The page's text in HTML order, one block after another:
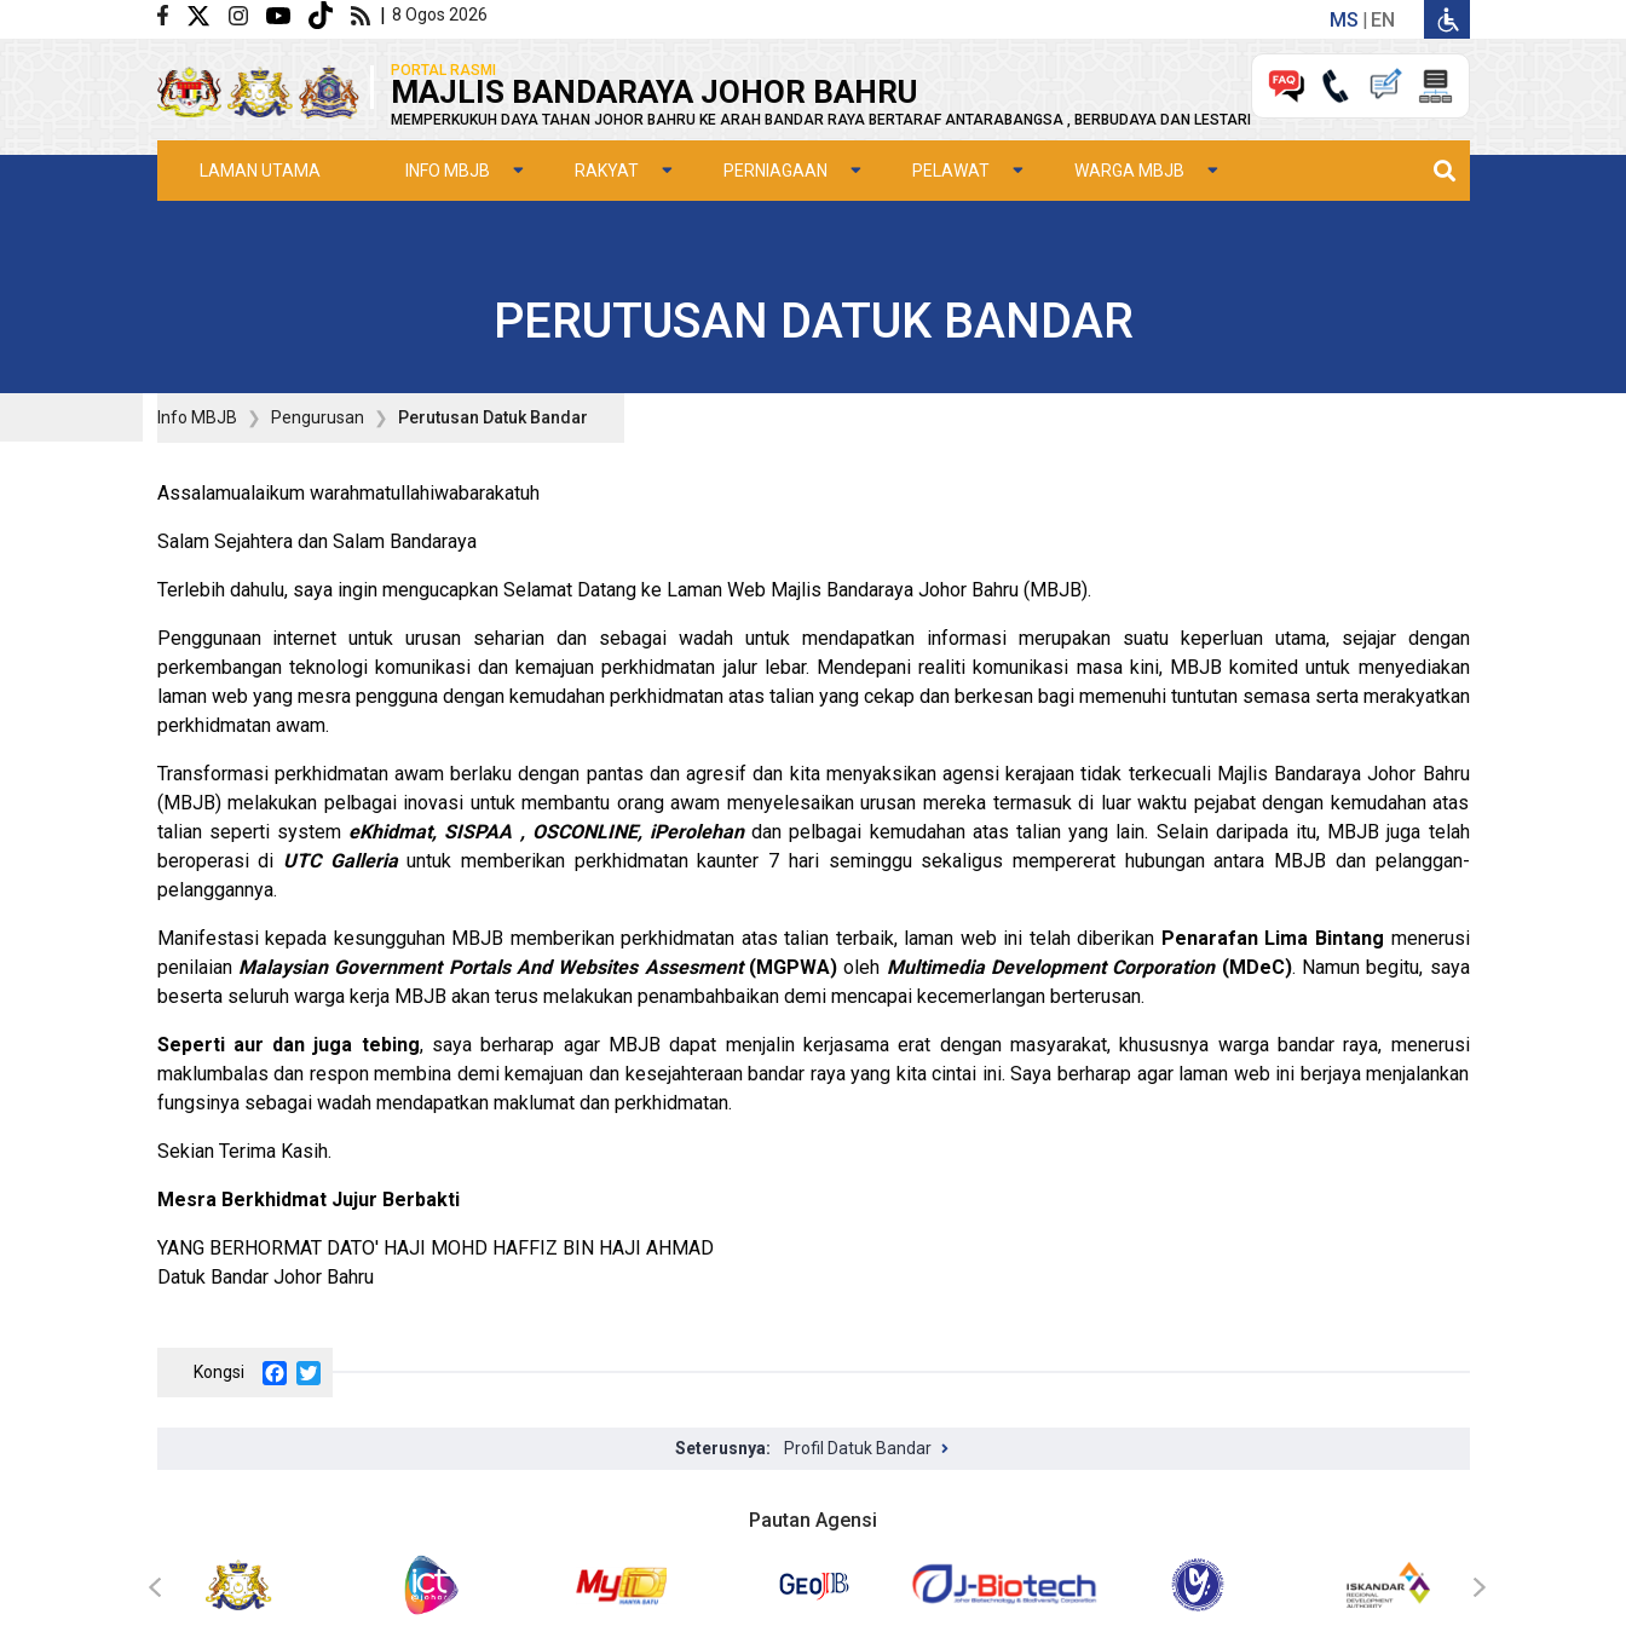
Langkau ke kandungan utama | 8 Ogos 2026 MS EN
PORTAL RASMI
MAJLIS BANDARAYA JOHOR BAHRU
MEMPERKUKUH DAYA TAHAN JOHOR BAHRU KE ARAH BANDAR RAYA BERTARAF ANTARABANGSA , BERBUDAYA DAN LESTARI
LAMAN UTAMA INFO MBJB RAKYAT PERNIAGAAN PELAWAT WARGA MBJB
PERUTUSAN DATUK BANDAR
Info MBJB Pengurusan Perutusan Datuk Bandar
Assalamualaikum warahmatullahiwabarakatuh
Salam Sejahtera dan Salam Bandaraya
Terlebih dahulu, saya ingin mengucapkan Selamat Datang ke Laman Web Majlis Bandaraya Johor Bahru (MBJB).
Penggunaan internet untuk urusan seharian dan sebagai wadah untuk mendapatkan informasi merupakan suatu keperluan utama, sejajar dengan
perkembangan teknologi komunikasi dan kemajuan perkhidmatan jalur lebar. Mendepani realiti komunikasi masa kini, MBJB komited untuk menyediakan
laman web yang mesra pengguna dengan kemudahan perkhidmatan atas talian yang cekap dan berkesan bagi memenuhi tuntutan semasa serta merakyatkan
perkhidmatan awam.
Transformasi perkhidmatan awam berlaku dengan pantas dan agresif dan kita menyaksikan agensi kerajaan tidak terkecuali Majlis Bandaraya Johor Bahru
(MBJB) melakukan pelbagai inovasi untuk membantu orang awam menyelesaikan urusan mereka termasuk di luar waktu pejabat dengan kemudahan atas
talian seperti system eKhidmat, SISPAA , OSCONLINE, iPerolehandan pelbagai kemudahan atas talian yang lain. Selain daripada itu, MBJB juga telah
beroperasi di UTC Galleriauntuk memberikan perkhidmatan kaunter 7 hari seminggu sekaligus mempererat hubungan antara MBJB dan pelanggan-
pelanggannya.
Manifestasi kepada kesungguhan MBJB memberikan perkhidmatan atas talian terbaik, laman web ini telah diberikan Penarafan Lima Bintang menerusi
penilaian Malaysian Government Portals And Websites Assesment (MGPWA)oleh Multimedia Development Corporation (MDeC). Namun begitu, saya
beserta seluruh warga kerja MBJB akan terus melakukan penambahbaikan demi mencapai kecemerlangan berterusan.
Seperti aur dan juga tebing, saya berharap agar MBJB dapat menjalin kerjasama erat dengan masyarakat, khususnya warga bandar raya, menerusi
maklumbalas dan respon membina demi kemajuan dan kesejahteraan bandar raya yang kita cintai ini. Saya berharap agar laman web ini berjaya menjalankan
fungsinya sebagai wadah mendapatkan maklumat dan perkhidmatan.
Sekian Terima Kasih.
Mesra Berkhidmat Jujur Berbakti
YANG BERHORMAT DATO' HAJI MOHD HAFFIZ BIN HAJI AHMAD
Datuk Bandar Johor Bahru
Facebook
Twitter
Profil Datuk Bandar
Pautan Agensi
‹ ›